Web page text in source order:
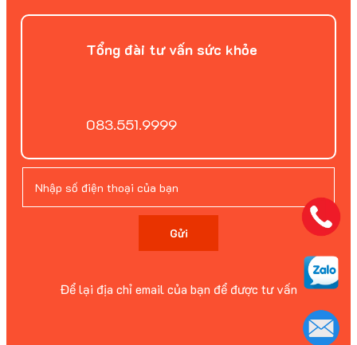
Tổng đài tư vấn sức khỏe
083.551.9999
Gửi
Để lại địa chỉ email của bạn để được tư vấn